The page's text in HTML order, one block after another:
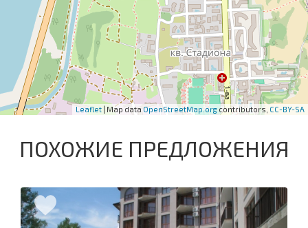
Leaflet | Map data OpenStreetMap.org contributors, CC-BY-SA
ПОХОЖИЕ ПРЕДЛОЖЕНИЯ